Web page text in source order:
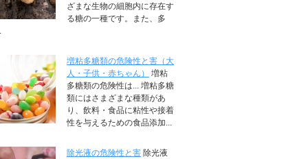
ざまな生物の細胞内に存在す
る糖の一種です。また、多
増粘多糖類の危険性と害（大
人・子供・赤ちゃん）
増粘
多糖類の危険性は... 増粘多糖
類にはさまざまな種類があ
り、飲料・食品に粘性や接着
性を与えるための食品添加...
除光液の危険性と害 除光液